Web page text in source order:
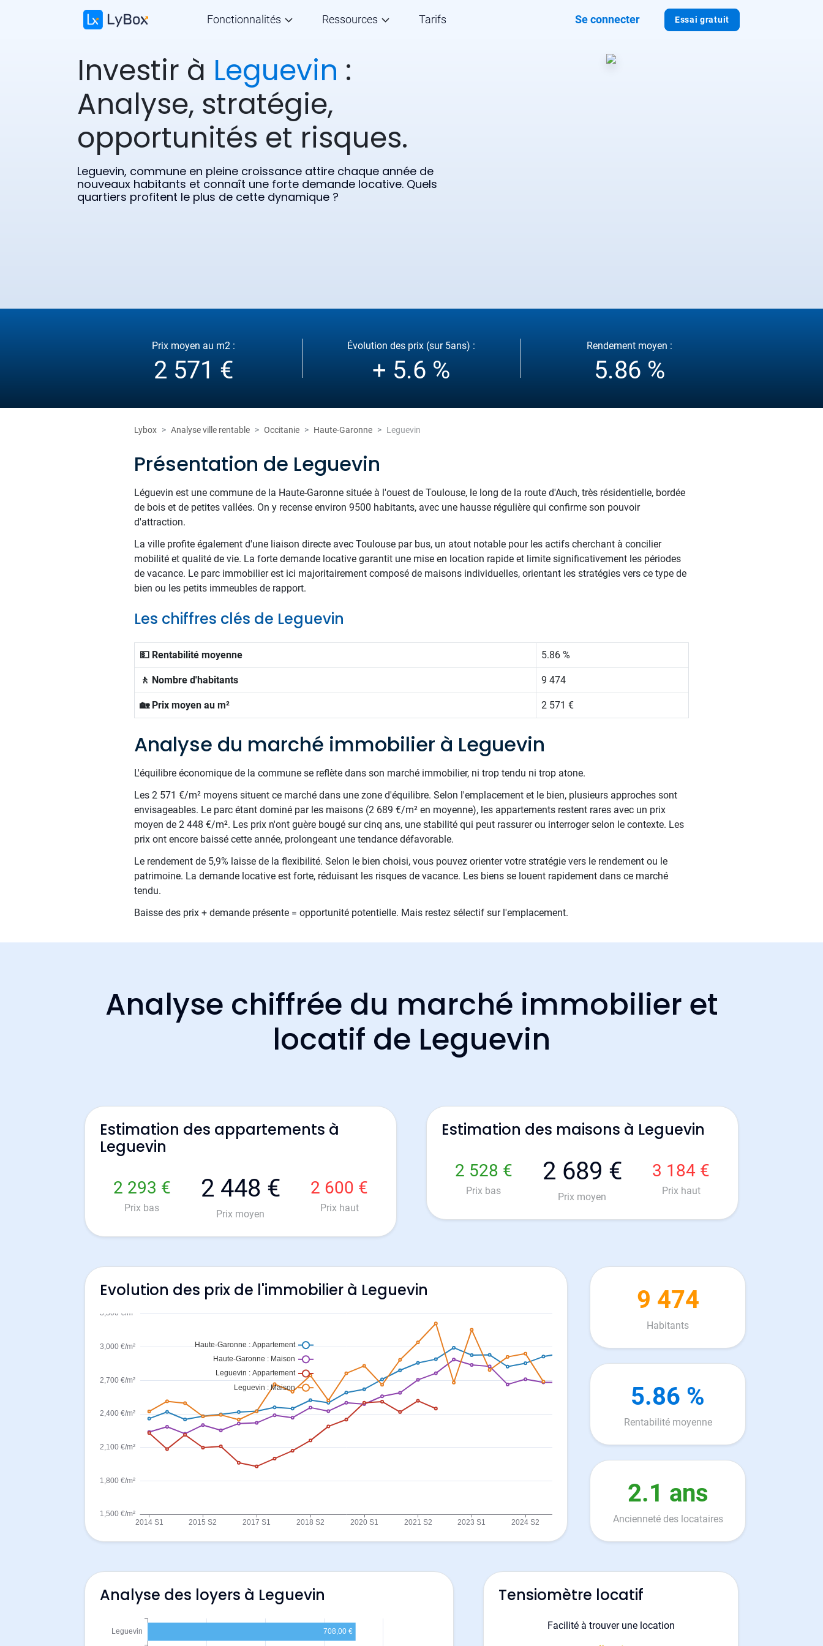
Essai gratuit
Fonctionnalités Ressources Tarifs Se connecter
Investir à Leguevin :
Analyse, stratégie,
opportunités et risques.
Leguevin, commune en pleine croissance attire chaque année de
nouveaux habitants et connaît une forte demande locative. Quels
quartiers profitent le plus de cette dynamique ?
Prix moyen au m2 :
2 571 €
Évolution des prix (sur 5ans) :
+ 5.6 %
Rendement moyen :
5.86 %
Lybox Analyse ville rentable Occitanie Haute-Garonne Leguevin
Présentation de Leguevin
Léguevin est une commune de la Haute-Garonne située à l'ouest de Toulouse, le long de la route d'Auch, très résidentielle, bordée
de bois et de petites vallées. On y recense environ 9500 habitants, avec une hausse régulière qui confirme son pouvoir
d'attraction.
La ville profite également d'une liaison directe avec Toulouse par bus, un atout notable pour les actifs cherchant à concilier
mobilité et qualité de vie. La forte demande locative garantit une mise en location rapide et limite significativement les périodes
de vacance. Le parc immobilier est ici majoritairement composé de maisons individuelles, orientant les stratégies vers ce type de
bien ou les petits immeubles de rapport.
Les chiffres clés de Leguevin
💵 Rentabilité moyenne 5.86 %
🚶 Nombre d'habitants 9 474
🏡 Prix moyen au m² 2 571 €
Analyse du marché immobilier à Leguevin
L'équilibre économique de la commune se reflète dans son marché immobilier, ni trop tendu ni trop atone.
Les 2 571 €/m² moyens situent ce marché dans une zone d'équilibre. Selon l'emplacement et le bien, plusieurs approches sont
envisageables. Le parc étant dominé par les maisons (2 689 €/m² en moyenne), les appartements restent rares avec un prix
moyen de 2 448 €/m². Les prix n'ont guère bougé sur cinq ans, une stabilité qui peut rassurer ou interroger selon le contexte. Les
prix ont encore baissé cette année, prolongeant une tendance défavorable.
Le rendement de 5,9% laisse de la flexibilité. Selon le bien choisi, vous pouvez orienter votre stratégie vers le rendement ou le
patrimoine. La demande locative est forte, réduisant les risques de vacance. Les biens se louent rapidement dans ce marché
tendu.
Baisse des prix + demande présente = opportunité potentielle. Mais restez sélectif sur l'emplacement.
Analyse chiffrée du marché immobilier et
locatif de Leguevin
Estimation des appartements à
Leguevin
2 293 €
Prix bas
2 448 €
Prix moyen
2 600 €
Prix haut
Estimation des maisons à Leguevin
2 528 €
Prix bas
2 689 €
Prix moyen
3 184 €
Prix haut
Evolution des prix de l'immobilier à Leguevin 9 474
Habitants
5.86 %
Rentabilité moyenne
2.1 ans
Ancienneté des locataires
Analyse des loyers à Leguevin Tensiomètre locatif
Facilité à trouver une location